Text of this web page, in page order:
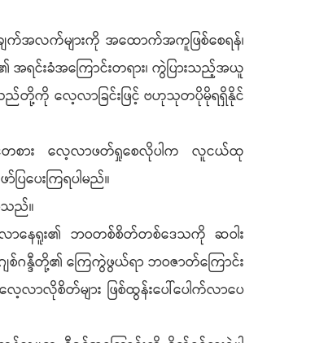
အလက်များကို အထောက်အကူဖြစ်စေရန်၊
း၏ အရင်းခံအကြောင်းတရား၊ ကွဲပြားသည့်အယူ
စသည်တို့ကို လေ့လာခြင်းဖြင့် ဗဟုသုတပိုမိုရရှိနိုင်
တစား လေ့လာဖတ်ရှုစေလိုပါက လူငယ်ထု
ြပေးကြရပါမည်။
ည်။
ာလာနေရူး၏ ဘဝတစ်စိတ်တစ်ဒေသကို ဆဝါး
ဂျစ်ဂန္ဒီတို့၏ ကြေကွဲဖွယ်ရာ ဘဝဇာတ်ကြောင်း
လာလိုစိတ်များ ဖြစ်ထွန်းပေါ်ပေါက်လာပေ